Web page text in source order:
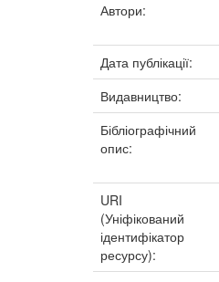
Автори:
Дата публікації:
Видавництво:
Бібліографічний
опис:
URI
(Уніфікований
ідентифікатор
ресурсу):